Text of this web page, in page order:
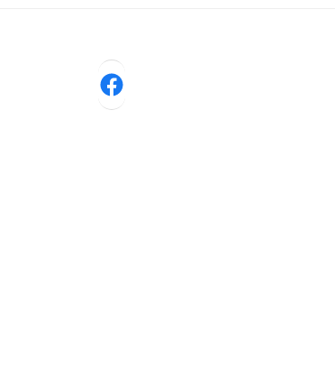
Facebook